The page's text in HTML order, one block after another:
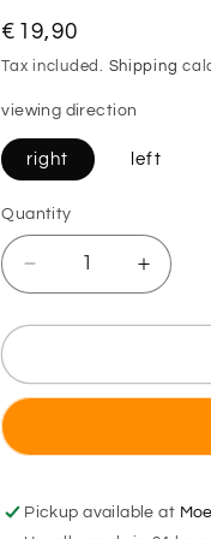
Regular
price
€19,90
Tax included. Shipping
viewing direction
right left
Quantity
Decrease
quantity
for
Bunny
made
wood
Paul
quantity
for
Bunny
made
wood
Paul
Pickup available at